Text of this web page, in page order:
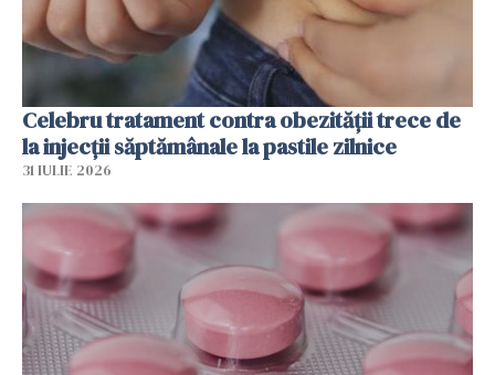
Celebru tratament contra obezității trece de
la injecții săptămânale la pastile zilnice
31 IULIE 2026